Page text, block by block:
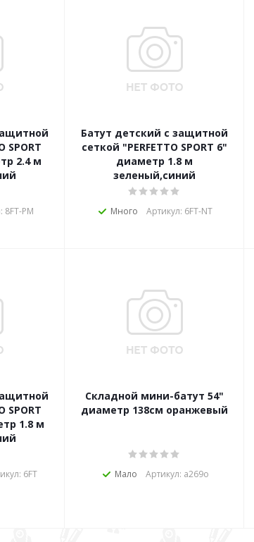
SPORT
2.4 м
8FT-PM
Батут детский с защитной
сеткой "PERFETTO SPORT 6"
диаметр 1.8 м
зеленый,синий
Много Артикул: 6FT-NT
SPORT
1.8 м
6FT
Складной мини-батут 54"
диаметр 138см оранжевый
Мало Артикул: а269о